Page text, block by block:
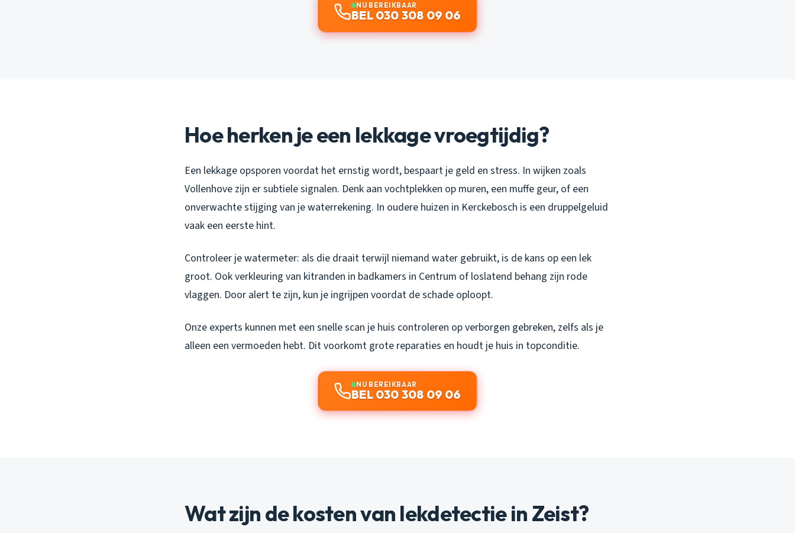
NU BEREIKBAAR
BEL 030 308 09 06
Hoe herken je een lekkage vroegtijdig?
Een lekkage opsporen voordat het ernstig wordt, bespaart je geld en stress. In wijken zoals
Vollenhove zijn er subtiele signalen. Denk aan vochtplekken op muren, een muffe geur, of een
onverwachte stijging van je waterrekening. In oudere huizen in Kerckebosch is een druppelgeluid
vaak een eerste hint.
Controleer je watermeter: als die draait terwijl niemand water gebruikt, is de kans op een lek
groot. Ook verkleuring van kitranden in badkamers in Centrum of loslatend behang zijn rode
vlaggen. Door alert te zijn, kun je ingrijpen voordat de schade oploopt.
Onze experts kunnen met een snelle scan je huis controleren op verborgen gebreken, zelfs als je
alleen een vermoeden hebt. Dit voorkomt grote reparaties en houdt je huis in topconditie.
NU BEREIKBAAR
BEL 030 308 09 06
Wat zijn de kosten van lekdetectie in Zeist?